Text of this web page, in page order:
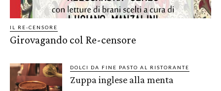
IL RE-CENSORE
Girovagando col Re-censore
DOLCI DA FINE PASTO AL RISTORANTE
Zuppa inglese alla menta